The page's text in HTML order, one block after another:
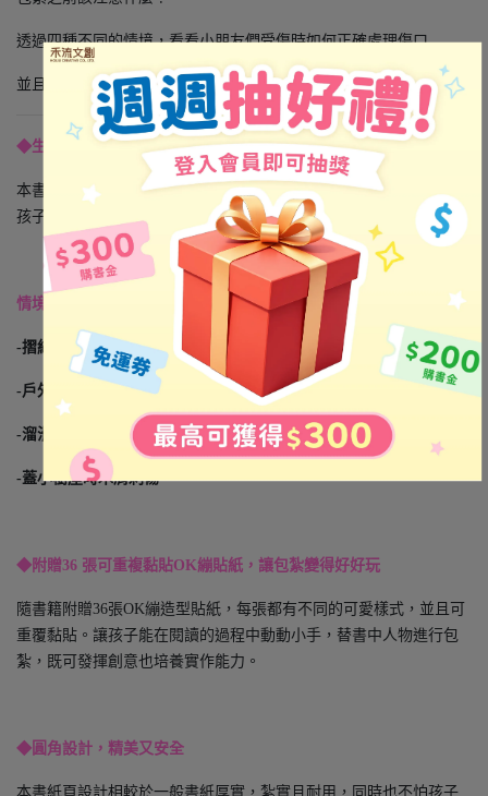
透過四種不同的情境，看看小朋友們受傷時如何正確處理傷口
並且動動小手替他們貼上OK繃貼紙吧！
◆生活情境，培養危機處理能力
本書內含四大生活場景，模擬孩子們在玩耍時常見的受傷情況。讓
孩子們能在發生當下，勇敢面對並放心遊玩不害怕。
情境包括:
-摺紙飛機時被紙類割傷
-戶外遊玩時被植物劃傷
-溜滑梯時膝蓋擦傷
-蓋小樹屋時木屑刺傷
◆附贈36 張可重複黏貼OK繃貼紙，讓包紮變得好好玩
隨書籍附贈36張OK繃造型貼紙，每張都有不同的可愛樣式，並且可
重覆黏貼。讓孩子能在閱讀的過程中動動小手，替書中人物進行包
紮，既可發揮創意也培養實作能力。
◆圓角設計，精美又安全
本書紙頁設計相較於一般書紙厚實，紮實且耐用，同時也不怕孩子